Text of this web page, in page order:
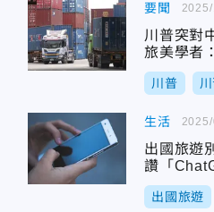
要聞
川普突對
旅美學者
川普
生活
出國旅遊
讚「
出國旅遊